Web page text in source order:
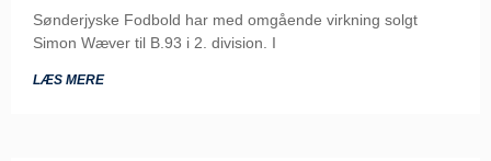
Sønderjyske Fodbold har med omgående virkning solgt
Simon Wæver til B.93 i 2. division. I
LÆS MERE